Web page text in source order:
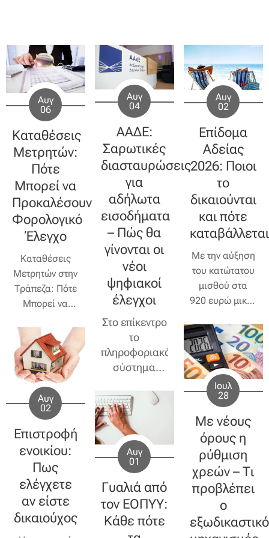
Αυγ
06
Καταθέσεις
Μετρητών:
Πότε
Μπορεί να
Προκαλέσουν
Φορολογικό
Έλεγχο
Καταθέσεις
Μετρητών στην
Τράπεζα: Πότε
Μπορεί να
Φορολογικό
Έλεγχο
Αυγ
04
ΑΑΔΕ:
Σαρωτικές
διασταυρώσεις
για
αδήλωτα
εισοδήματα
– Πώς θα
γίνονται οι
νέοι
ψηφιακοί
έλεγχοι
Στο επίκεντρο
το
πληροφοριακό
σύστημα
ΑΑΔΕ εντείνει
τους
ελέγχους με
ηλεκτρονικές
διασταυρώσεις
τραπεζικών
και
φορολογικών
στοιχείων.
Αυγ
02
Επίδομα
Αδείας
2026: Ποιοι
το
δικαιούνται
και πότε
καταβάλλεται
Με την αύξηση
του κατώτατου
μισθού στα
920 ευρώ μικτά
Απριλίου 2026,
μεταβάλλονται
και οι
αποδοχές που
συνδέονται με
την ετήσια
άδεια και το
επίδομα
αδείας. Το
επίδομα
καλοκαιριού
(ή αλλιώς
επίδομα
αδείας)
είναι
Αυγ
02
Επιστροφή
ενοικίου:
Πως
ελέγχετε
αν είστε
δικαιούχος
Αυγ
01
Γυαλιά από
τον ΕΟΠΥΥ:
Κάθε πότε
Ιουλ
28
Με νέους
όρους η
ρύθμιση
χρεών – Τι
προβλέπει
ο